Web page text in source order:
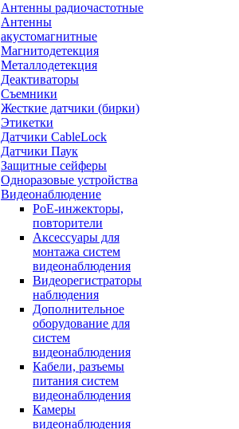
Антенны радиочастотные
Антенны
акустомагнитные
Магнитодетекция
Металлодетекция
Деактиваторы
Съемники
Жесткие датчики (бирки)
Этикетки
Датчики CableLock
Датчики Паук
Защитные сейферы
Одноразовые устройства
Видеонаблюдение
PoE-инжекторы,
повторители
Аксессуары для
монтажа систем
видеонаблюдения
Видеорегистраторы
наблюдения
Дополнительное
оборудование для
систем
видеонаблюдения
Кабели, разъемы
питания систем
видеонаблюдения
Камеры
видеонаблюдения